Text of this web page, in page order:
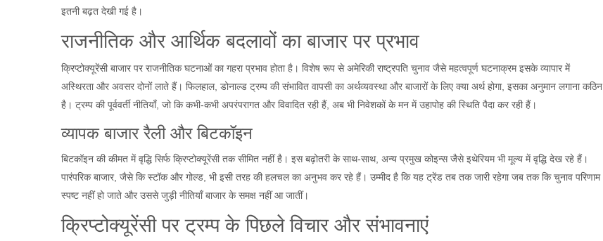
इतनी बढ़त देखी गई है।
राजनीतिक और आर्थिक बदलावों का बाजार पर प्रभाव
क्रिप्टोक्यूरेंसी बाजार पर राजनीतिक घटनाओं का गहरा प्रभाव होता है। विशेष रूप से अमेरिकी राष्ट्रपति चुनाव जैसे महत्वपूर्ण घटनाक्रम इसके व्यापार में
अस्थिरता और अवसर दोनों लाते हैं। फिलहाल, डोनाल्ड ट्रम्प की संभावित वापसी का अर्थव्यवस्था और बाजारों के लिए क्या अर्थ होगा, इसका अनुमान लगाना कठिन
है। ट्रम्प की पूर्ववर्ती नीतियाँ, जो कि कभी-कभी अपरंपरागत और विवादित रही हैं, अब भी निवेशकों के मन में उहापोह की स्थिति पैदा कर रही हैं।
व्यापक बाजार रैली और बिटकॉइन
बिटकॉइन की कीमत में वृद्धि सिर्फ क्रिप्टोक्यूरेंसी तक सीमित नहीं है। इस बढ़ोतरी के साथ-साथ, अन्य प्रमुख कोइन्स जैसे इथेरियम भी मूल्य में वृद्धि देख रहे हैं।
पारंपरिक बाजार, जैसे कि स्टॉक और गोल्ड, भी इसी तरह की हलचल का अनुभव कर रहे हैं। उम्मीद है कि यह ट्रेंड तब तक जारी रहेगा जब तक कि चुनाव परिणाम
स्पष्ट नहीं हो जाते और उससे जुड़ी नीतियाँ बाजार के समक्ष नहीं आ जातीं।
क्रिप्टोक्यूरेंसी पर ट्रम्प के पिछले विचार और संभावनाएं